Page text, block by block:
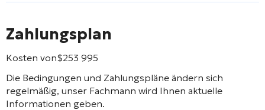
Zahlungsplan
Kosten von$253 995
Die Bedingungen und Zahlungspläne ändern sich
regelmäßig, unser Fachmann wird Ihnen aktuelle
Informationen geben.